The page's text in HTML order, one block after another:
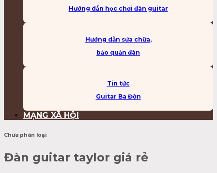
Hướng dẫn học chơi đàn guitar
Hướng dẫn sửa chữa,
bảo quản đàn
Tin tức
Guitar Ba Đờn
MẠNG XÃ HỘI
Chưa phân loại
Đàn guitar taylor giá rẻ